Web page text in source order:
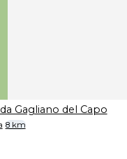
Gagliano del Capo
8 km